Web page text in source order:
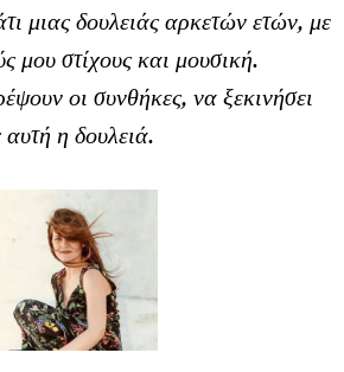
μιας δουλειάς αρκετών ετών, με
μου στίχους και μουσική.
οι συνθήκες, να ξεκινήσει
αυτή η δουλειά.